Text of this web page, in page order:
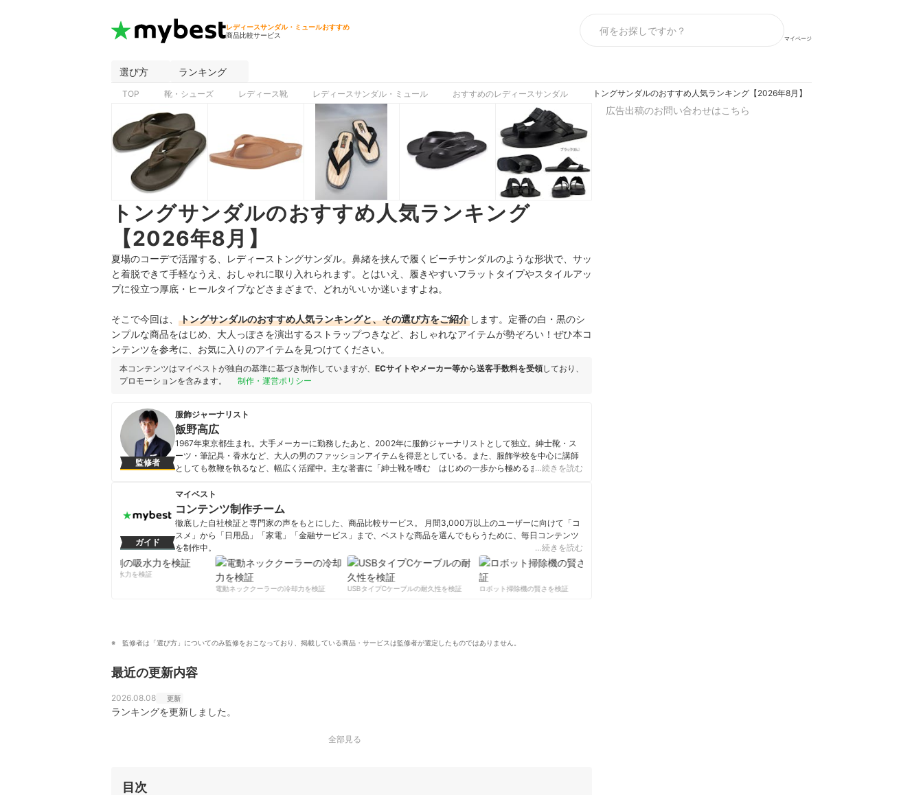
レディースサンダル・ミュールおすすめ
商品比較サービス
マイページ
選び方 ランキング
TOP 靴・シューズ レディース靴 レディースサンダル・ミュール おすすめのレディースサンダル トングサンダルのおすすめ人気ランキング【2026年8月】
トングサンダルのおすすめ人気ランキング
【2026年8月】
夏場のコーデで活躍する、レディーストングサンダル。鼻緒を挟んで履くビーチサンダルのような形状で、サッ
と着脱できて手軽なうえ、おしゃれに取り入れられます。とはいえ、履きやすいフラットタイプやスタイルアッ
プに役立つ厚底・ヒールタイプなどさまざまで、どれがいいか迷いますよね。
そこで今回は、 トングサンダルのおすすめ人気ランキングと、その選び方をご紹介 します。定番の白・黒のシ
ンプルな商品をはじめ、大人っぽさを演出するストラップつきなど、おしゃれなアイテムが勢ぞろい！ぜひ本コ
ンテンツを参考に、お気に入りのアイテムを見つけてください。
本コンテンツはマイベストが独自の基準に基づき制作していますが、 ECサイトやメーカー等から送客手数料を受領しており、
プロモーションを含みます。
制作・運営ポリシー
監修者
服飾ジャーナリスト
飯野高広
1967年東京都生まれ。大手メーカーに勤務したあと、2002年に服飾ジャーナリストとして独立。紳士靴・ス
ーツ・筆記具・香水など、大人の男のファッションアイテムを得意としている。また、服飾学校を中心に講師
としても教鞭を執るなど、幅広く活躍中。主な著書に「紳士靴を嗜む はじめの一歩から極めるまで」「紳士
飯野高広のプロフィール
…続きを読む
ガイド
マイベスト
コンテンツ制作チーム
徹底した自社検証と専門家の声をもとにした、商品比較サービス。 月間3,000万以上のユーザーに向けて「コ
スメ」から「日用品」「家電」「金融サービス」まで、ベストな商品を選んでもらうために、毎日コンテンツ
を制作中。
コンテンツ制作チームのプロフィール
…続きを読む
柔軟剤の吸水力を検証
電動ネッククーラーの冷却力を検証
USBタイプCケーブルの耐久性を検証 ロボット掃除機の賢さを検証
監修者は「選び方」についてのみ監修をおこなっており、掲載している商品・サービスは監修者が選定したものではありません。
最近の更新内容
2026.08.08 更新
ランキングを更新しました。
全部見る
目次
広告出稿のお問い合わせはこちら